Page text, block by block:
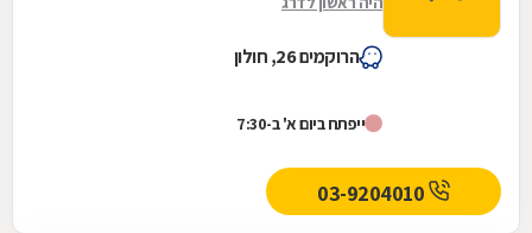
הרוקמים 26, חולון
ייפתח ביום א' ב-7:30